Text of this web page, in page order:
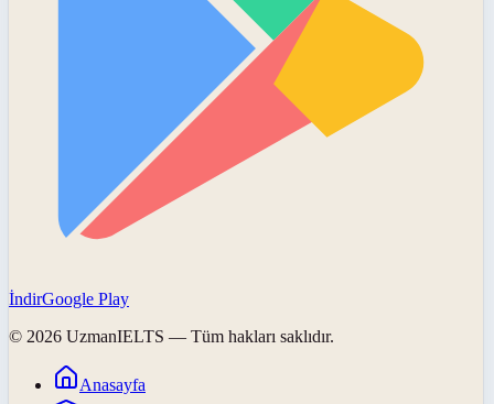
İndirGoogle Play
© 2026 UzmanIELTS — Tüm hakları saklıdır.
Anasayfa